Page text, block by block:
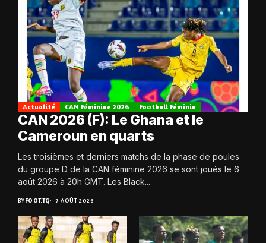
Actualité CAN Féminine 2026 Football Féminin
CAN 2026 (F): Le Ghana et le
Cameroun en quarts
Les troisièmes et derniers matchs de la phase de poules
du groupe D de la CAN féminine 2026 se sont joués le 6
août 2026 à 20h GMT. Les Black...
BYFOOT.TG 7 AOÛT 2026